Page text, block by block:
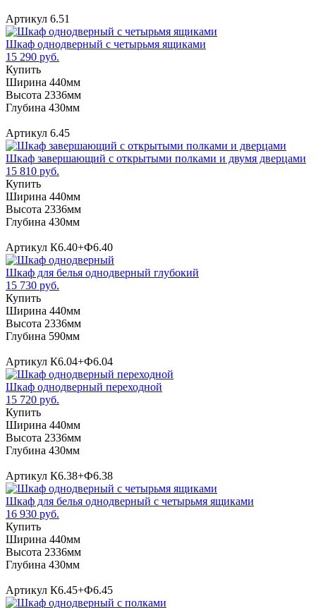
Артикул 6.51
Шкаф однодверный с четырьмя ящиками
15 290 руб.
Купить
Ширина 440мм
Высота 2336мм
Глубина 430мм
Артикул 6.45
Шкаф завершающий с открытыми полками и двумя дверцами
15 810 руб.
Купить
Ширина 440мм
Высота 2336мм
Глубина 430мм
Артикул К6.40+Ф6.40
Шкаф для белья однодверный глубокий
15 730 руб.
Купить
Ширина 440мм
Высота 2336мм
Глубина 590мм
Артикул К6.04+Ф6.04
Шкаф однодверный переходной
15 720 руб.
Купить
Ширина 440мм
Высота 2336мм
Глубина 430мм
Артикул К6.38+Ф6.38
Шкаф для белья однодверный с четырьмя ящиками
16 930 руб.
Купить
Ширина 440мм
Высота 2336мм
Глубина 430мм
Артикул К6.45+Ф6.45